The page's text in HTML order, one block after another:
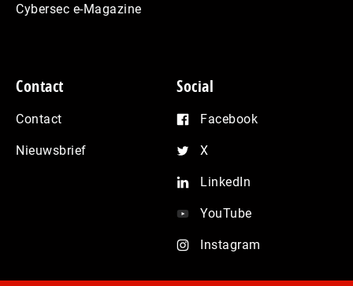
Cybersec e-Magazine
Contact
Contact
Nieuwsbrief
Social
Facebook
X
LinkedIn
YouTube
Instagram